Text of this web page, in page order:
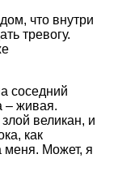
что внутри
тревогу.
соседний
– живая.
великан, и
как
меня. Может, я